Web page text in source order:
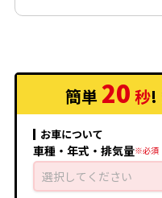
2.4 240s 4WD AT
2.4 240u AT
2.4 240u 4WD AT
2.4 240u Gセレクシ
2.4 240u Gセレクシ
簡単 20 秒!
お車について
車種・年式・排気量
選択してください